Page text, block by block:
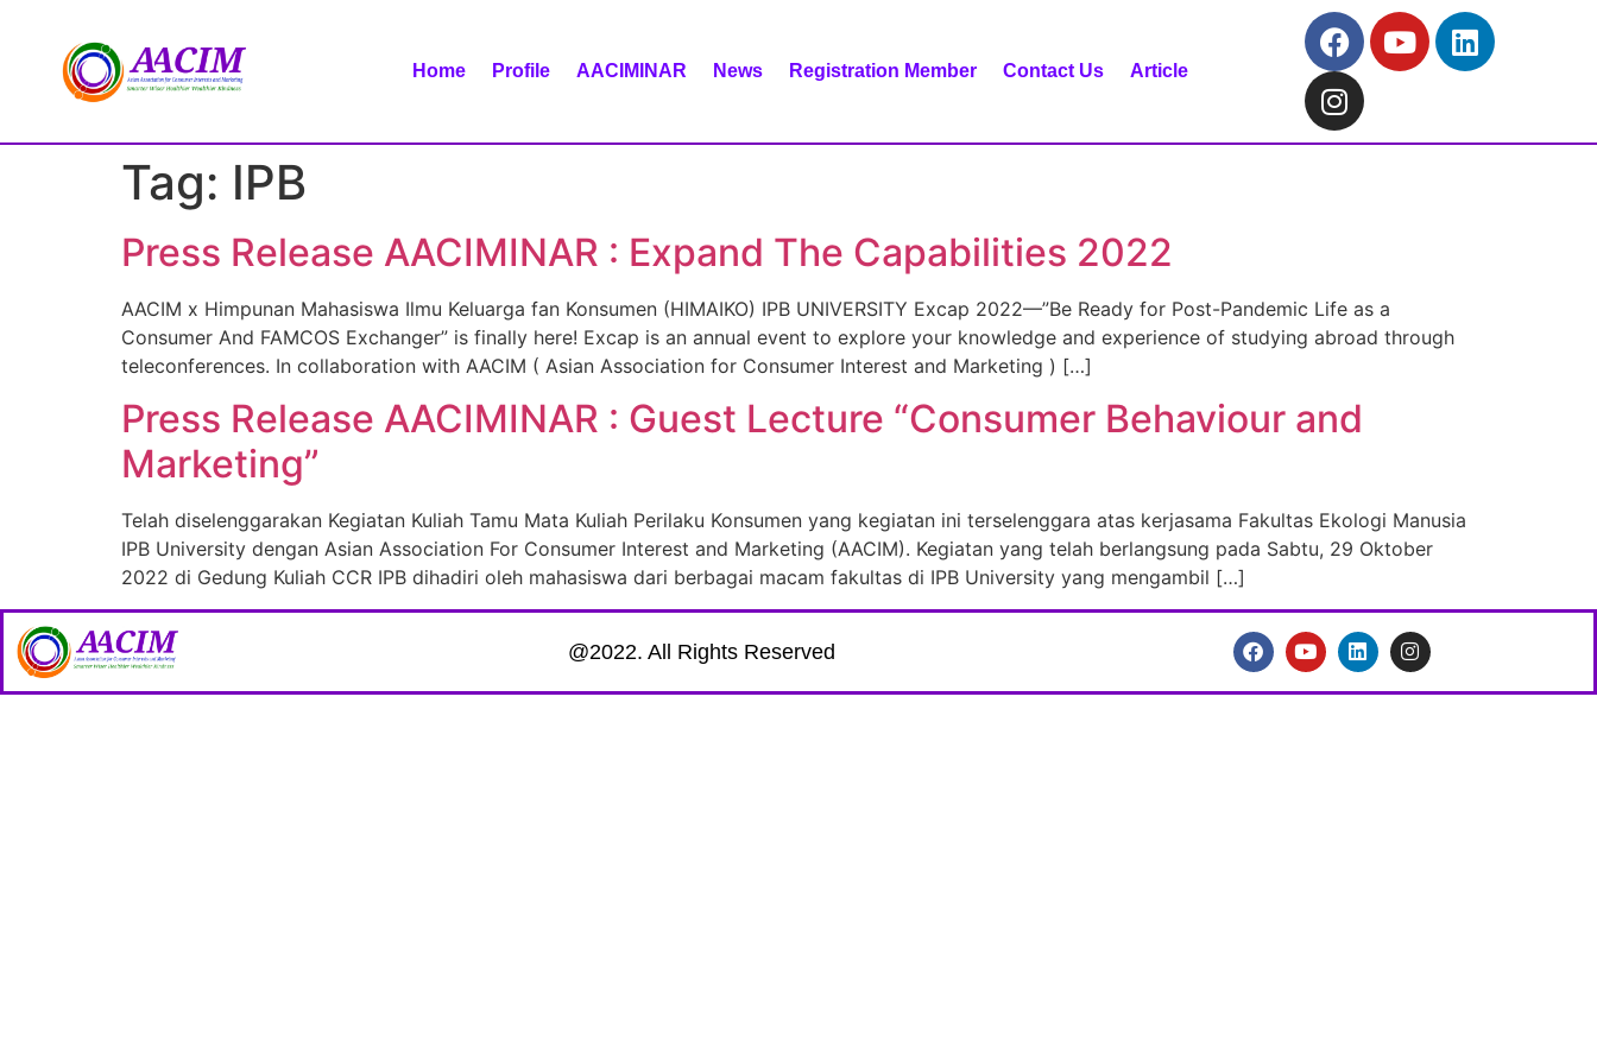
Home Profile AACIMINAR News Registration Member Contact Us Article
Tag: IPB
Press Release AACIMINAR : Expand The Capabilities 2022
AACIM x Himpunan Mahasiswa Ilmu Keluarga fan Konsumen (HIMAIKO) IPB UNIVERSITY Excap 2022—”Be Ready for Post-Pandemic Life as a
Consumer And FAMCOS Exchanger” is finally here! Excap is an annual event to explore your knowledge and experience of studying abroad through
teleconferences. In collaboration with AACIM ( Asian Association for Consumer Interest and Marketing ) […]
Press Release AACIMINAR : Guest Lecture “Consumer Behaviour and
Marketing”
Telah diselenggarakan Kegiatan Kuliah Tamu Mata Kuliah Perilaku Konsumen yang kegiatan ini terselenggara atas kerjasama Fakultas Ekologi Manusia
IPB University dengan Asian Association For Consumer Interest and Marketing (AACIM). Kegiatan yang telah berlangsung pada Sabtu, 29 Oktober
2022 di Gedung Kuliah CCR IPB dihadiri oleh mahasiswa dari berbagai macam fakultas di IPB University yang mengambil […]
@2022. All Rights Reserved